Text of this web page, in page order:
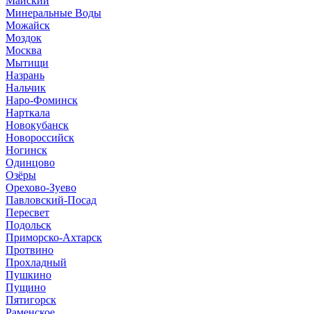
Минеральные Воды
Можайск
Моздок
Москва
Мытищи
Назрань
Нальчик
Наро-Фоминск
Нарткала
Новокубанск
Новороссийск
Ногинск
Одинцово
Озёры
Орехово-Зуево
Павловский-Посад
Пересвет
Подольск
Приморско-Ахтарск
Протвино
Прохладный
Пушкино
Пущино
Пятигорск